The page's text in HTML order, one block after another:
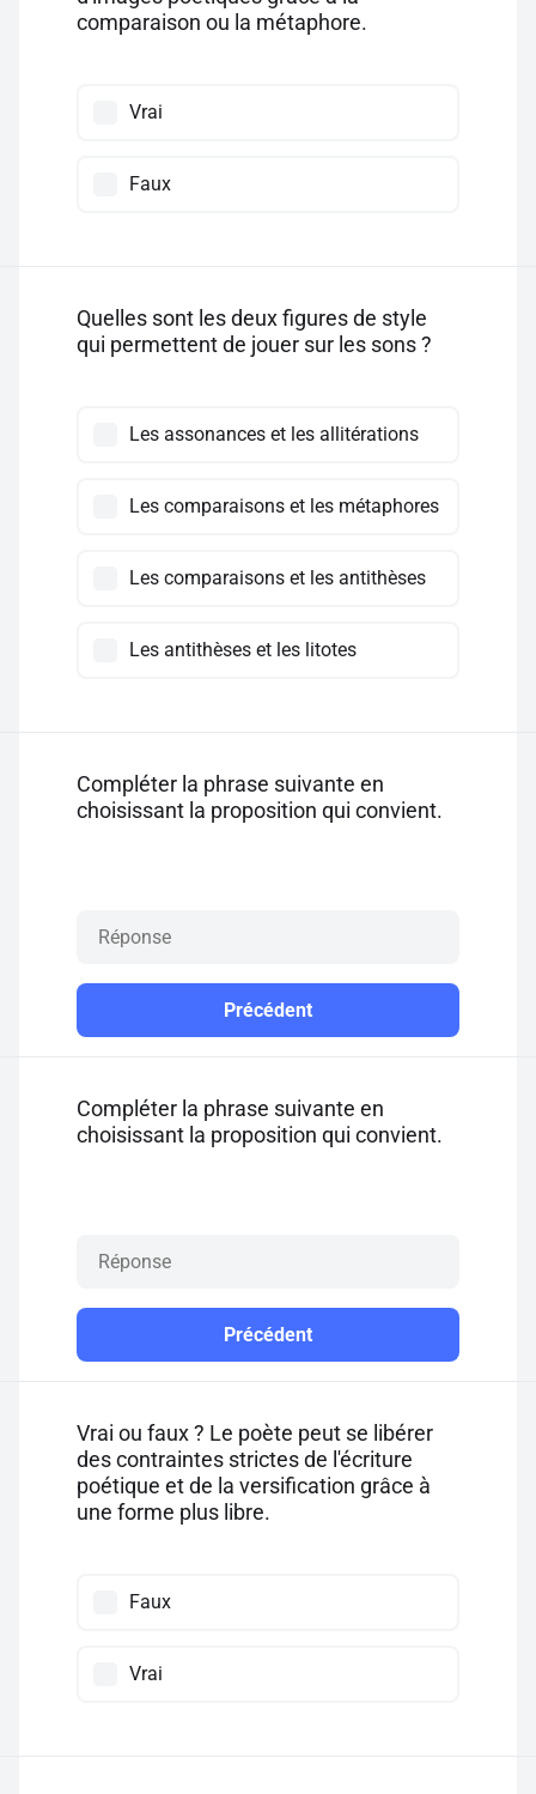
comparaison ou la métaphore.
Vrai
Faux
Quelles sont les deux figures de style
qui permettent de jouer sur les sons ?
Les assonances et les allitérations
Les comparaisons et les métaphores
Les comparaisons et les antithèses
Les antithèses et les litotes
Compléter la phrase suivante en
choisissant la proposition qui convient.
Précédent
Compléter la phrase suivante en
choisissant la proposition qui convient.
Précédent
Vrai ou faux ? Le poète peut se libérer
des contraintes strictes de l'écriture
poétique et de la versification grâce à
une forme plus libre.
Faux
Vrai